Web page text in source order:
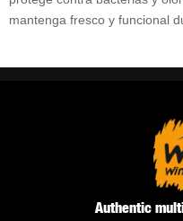
mantenga fresco y funcional
Authentic